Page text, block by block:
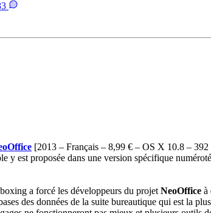
[2013 – Français – 8,99 € – OS X 10.8 –
y est proposée dans une version spécifique
a forcé les développeurs du projet NeoOffice à
des données de la suite bureautique qui est la